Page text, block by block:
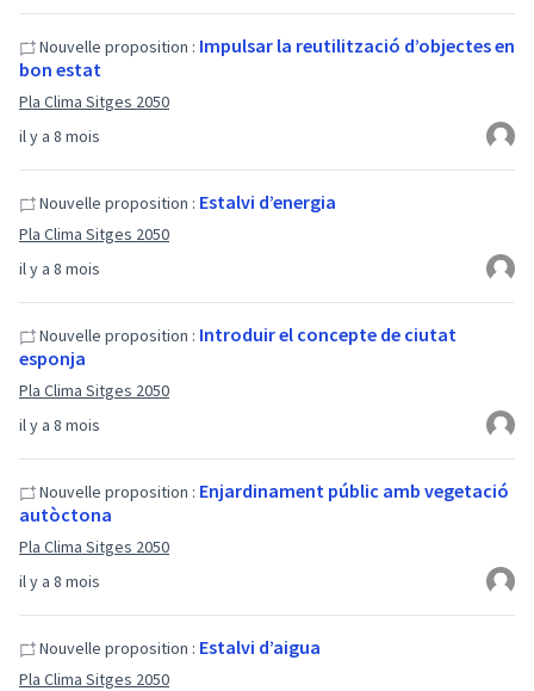
il y a 8 mois
Nouvelle proposition : Impulsar la reutilització d’objectes en
bon estat
Pla Clima Sitges 2050
il y a 8 mois
Nouvelle proposition : Estalvi d’energia
Pla Clima Sitges 2050
il y a 8 mois
Nouvelle proposition : Introduir el concepte de ciutat
esponja
Pla Clima Sitges 2050
il y a 8 mois
Nouvelle proposition : Enjardinament públic amb vegetació
autòctona
Pla Clima Sitges 2050
Nouvelle proposition : Estalvi d’aigua
Pla Clima Sitges 2050